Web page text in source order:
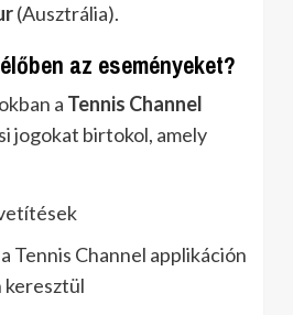
(Ausztrália).
az eseményeket?
a Tennis Channel
jogokat birtokol, amely
Tennis Channel applikáción
keresztül